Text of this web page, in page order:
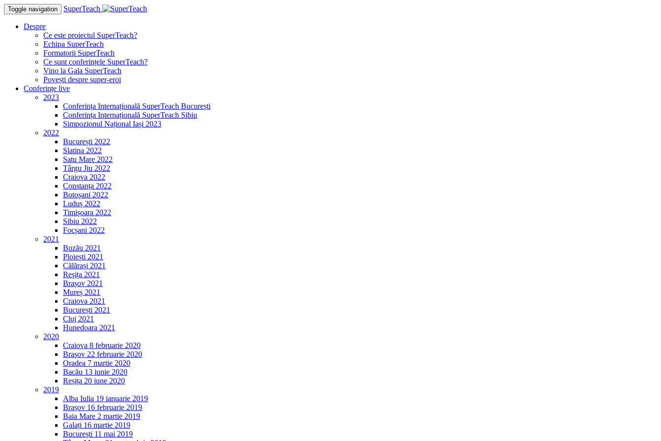
Toggle navigation SuperTeach
Despre
Ce este proiectul SuperTeach?
Echipa SuperTeach
Formatorii SuperTeach
Ce sunt conferințele SuperTeach?
Vino la Gala SuperTeach
Povești despre super-eroi
Conferințe live
2023
Conferința Internațională SuperTeach București
Conferința Internațională SuperTeach Sibiu
Simpozionul Național Iași 2023
2022
București 2022
Slatina 2022
Satu Mare 2022
Târgu Jiu 2022
Craiova 2022
Constanța 2022
Botoșani 2022
Luduș 2022
Timișoara 2022
Sibiu 2022
Focșani 2022
2021
Buzău 2021
Ploiești 2021
Călărași 2021
Reșița 2021
Brașov 2021
Mureș 2021
Craiova 2021
București 2021
Cluj 2021
Hunedoara 2021
2020
Craiova 8 februarie 2020
Brașov 22 februarie 2020
Oradea 7 martie 2020
Bacău 13 iunie 2020
Reșița 20 iune 2020
2019
Alba Iulia 19 ianuarie 2019
Brașov 16 februarie 2019
Baia Mare 2 martie 2019
Galați 16 martie 2019
București 11 mai 2019